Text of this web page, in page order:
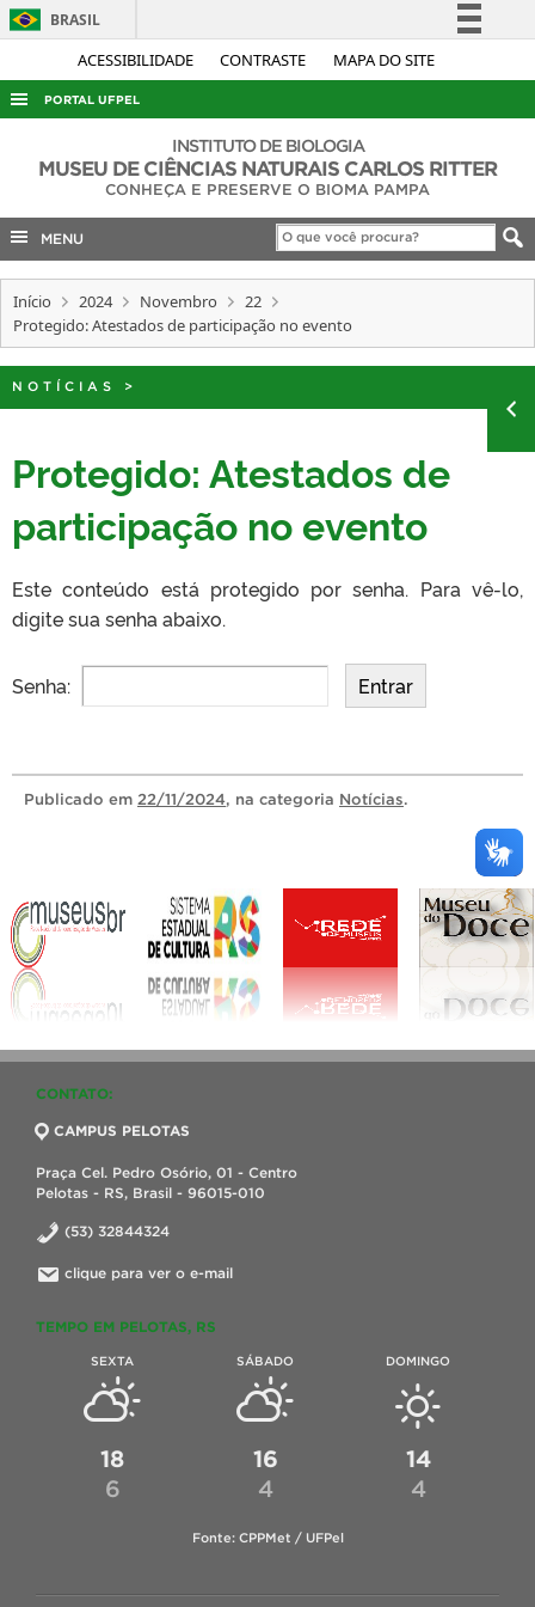
ACESSIBILIDADE CONTRASTE MAPA DO SITE
BRASIL
Simplifique!
Acesso à informação
Legislação
Canais
PORTAL UFPEL
ACESSO À INFORMAÇÃO
COBALTO
CONCURSOS
EDITAIS
OUVIDORIA
TELEFONES
INSTITUTO DE BIOLOGIA
MUSEU DE CIÊNCIAS NATURAIS CARLOS RITTER
CONHEÇA E PRESERVE O BIOMA PAMPA
MENU
Início 2024 Novembro
22
Protegido: Atestados de participação no evento
NOTÍCIAS >
Protegido: Atestados de
participação no evento
Este conteúdo está protegido por senha. Para vê-lo,
digite sua senha abaixo.
Senha:
Publicado em 22/11/2024, na categoria Notícias.
CONTATO:
CAMPUS PELOTAS
Praça Cel. Pedro Osório, 01 - Centro
Pelotas - RS, Brasil - 96015-010
(53) 32844324
clique para ver o e-mail
TEMPO EM PELOTAS, RS
SEXTA
18
6
SÁBADO
16
4
DOMINGO
14
4
Fonte: CPPMet / UFPel